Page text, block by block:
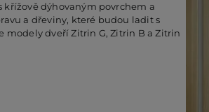
křížově dýhovaným povrchem a
a dřeviny, které budou ladit s
dveří Zitrin G, Zitrin B a Zitrin